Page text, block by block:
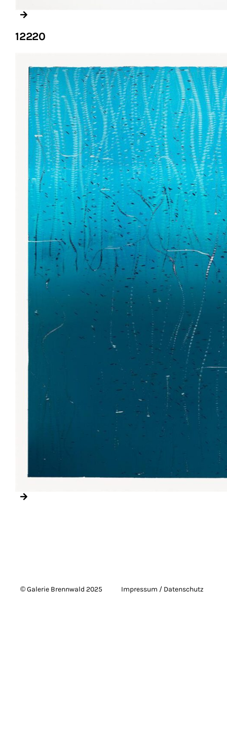
12220
© Galerie Brennwald 2025 Impressum / Datenschutz